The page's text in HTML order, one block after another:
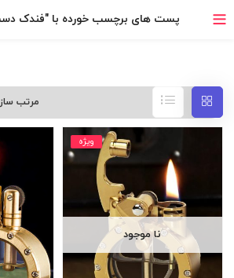
خرید قسطی با ترب‌پی
مرتب
ویژه
نا موجود